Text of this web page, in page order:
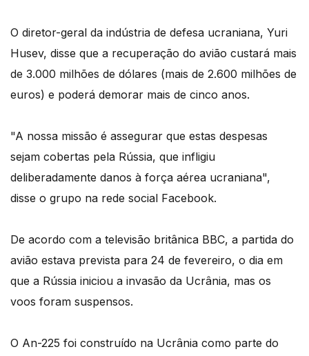
O diretor-geral da indústria de defesa ucraniana, Yuri
Husev, disse que a recuperação do avião custará mais
de 3.000 milhões de dólares (mais de 2.600 milhões de
euros) e poderá demorar mais de cinco anos.
"A nossa missão é assegurar que estas despesas
sejam cobertas pela Rússia, que infligiu
deliberadamente danos à força aérea ucraniana",
disse o grupo na rede social Facebook.
De acordo com a televisão britânica BBC, a partida do
avião estava prevista para 24 de fevereiro, o dia em
que a Rússia iniciou a invasão da Ucrânia, mas os
voos foram suspensos.
O An-225 foi construído na Ucrânia como parte do